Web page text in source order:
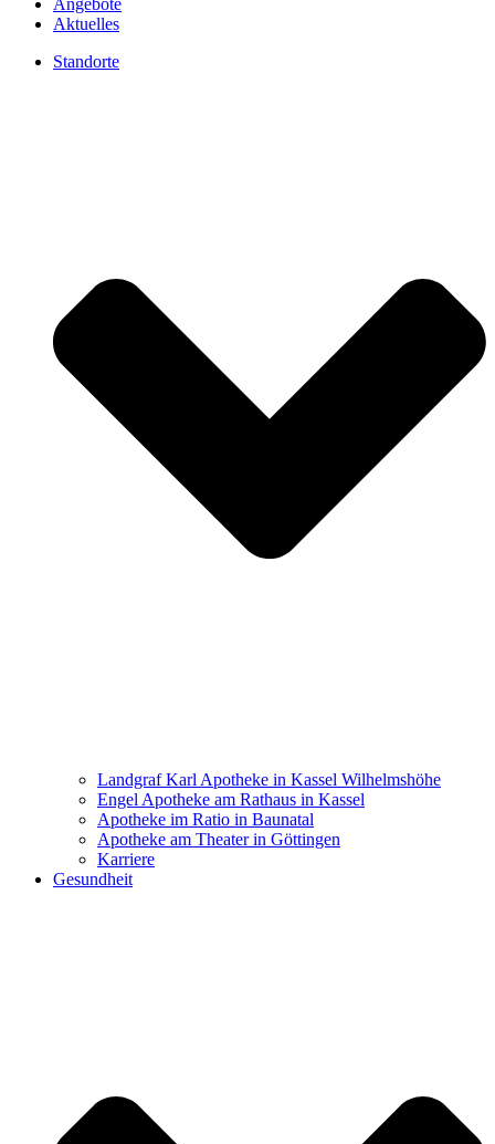
Angebote
Aktuelles
Standorte
Landgraf Karl Apotheke in Kassel Wilhelmshöhe
Engel Apotheke am Rathaus in Kassel
Apotheke im Ratio in Baunatal
Apotheke am Theater in Göttingen
Karriere
Gesundheit